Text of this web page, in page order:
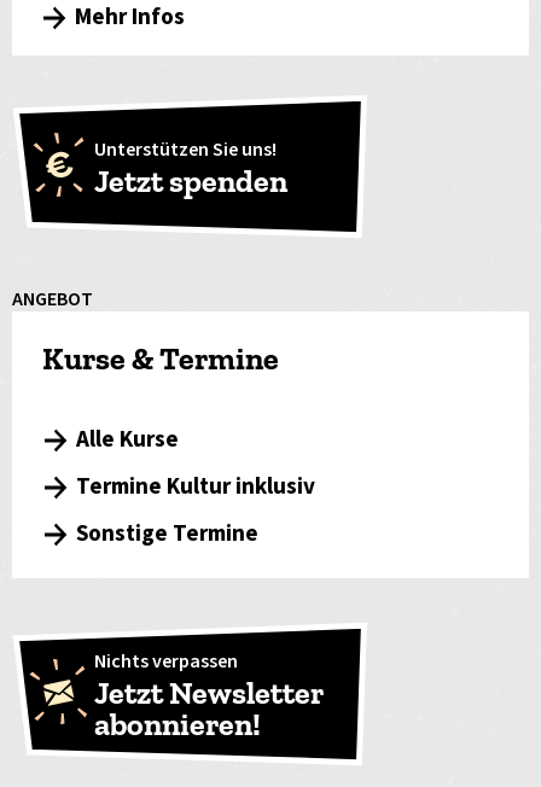
Mehr Infos
Unterstützen Sie uns!
Jetzt spenden
ANGEBOT
Kurse & Termine
Alle Kurse
Termine Kultur inklusiv
Sonstige Termine
Nichts verpassen
Jetzt Newsletter
abonnieren!